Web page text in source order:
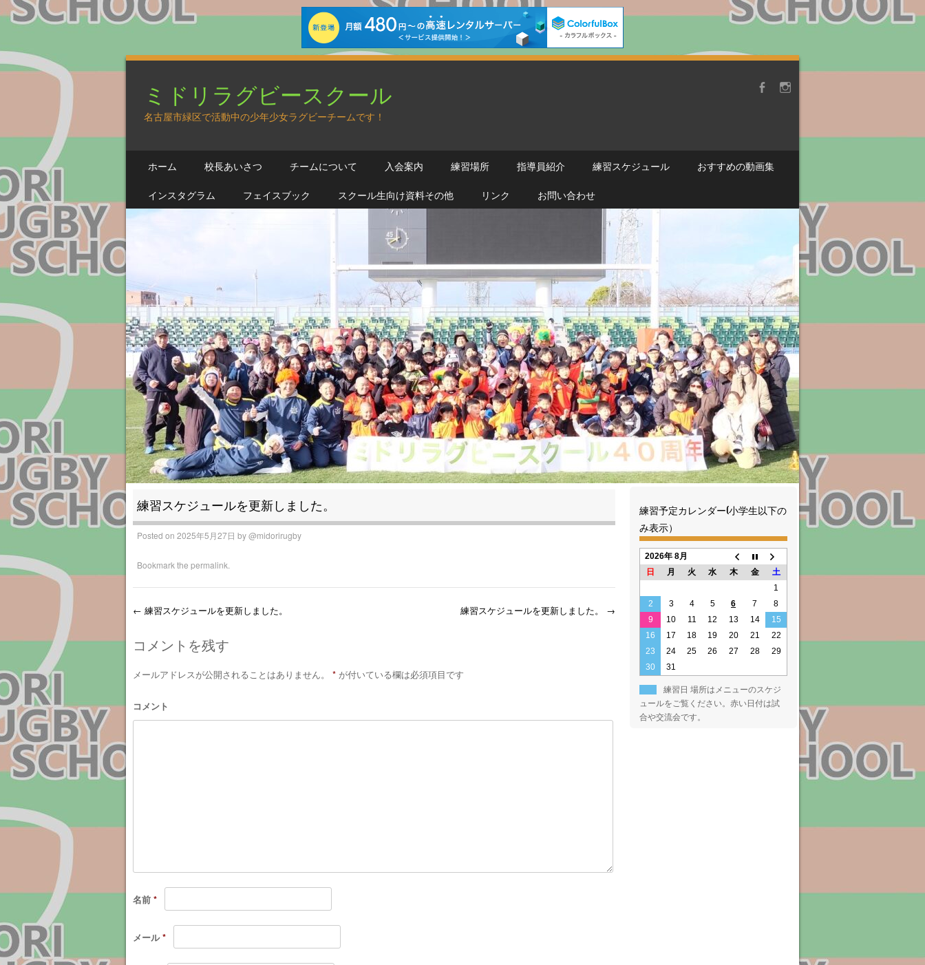
ミドリラグビースクール
名古屋市緑区で活動中の少年少女ラグビーチームです！
MENU
SKIP TO CONTENT
ホーム 校長あいさつ チームについて 入会案内 練習場所 指導員紹介 練習スケジュール
おすすめの動画集
インスタグラム
フェイスブック スクール生向け資料その他 リンク お問い合わせ
練習スケジュールを更新しました。
Posted on 2025年5月27日 by@midorirugby
Bookmark the permalink
Post navigation
← 練習スケジュールを更新しました。 練習スケジュールを更新しました。 →
コメントを残す
メールアドレスが公開されることはありません。 *が付いている欄は必須項目です
コメント
名前 *
メール*
練習予定カレンダー(小学生以下の
み表示）
2026年 8月
日
月 火 水 木 金
土
1
2
3 4 5 6 7
8
9
10 11 12 13 14
15
16
17 18 19 20 21
22
23
24 25 26 27 28
29
30
31
練習日 場所はメニューのスケジ
ュールをご覧ください。赤い日付は試
合や交流会です。